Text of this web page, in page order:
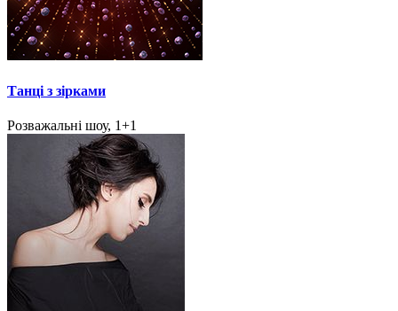
Танці з зірками
Розважальні шоу, 1+1